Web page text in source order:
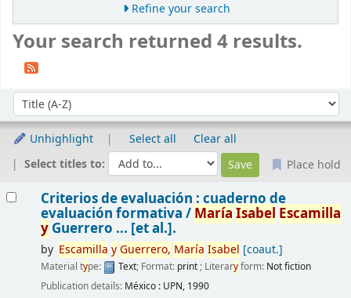
Refine your search
Your search returned 4 results.
Sort by:
Unhighlight Select all
Clear all
Select titles to:
Place hold
Criterios de evaluación : cuaderno de
evaluación formativa / María Isabel Escamilla
yGuerrero ... [et al.].
by Escamilla yGuerrero, María Isabel [coaut.]
Material type: Text; Format: print; Literaryform: Not fiction
Publication details: México : UPN, 1990